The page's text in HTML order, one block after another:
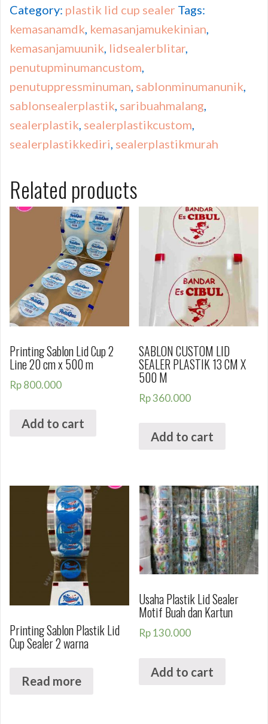
Category: plastik lid cup sealer Tags:
kemasanamdk, kemasanjamukekinian,
kemasanjamuunik, lidsealerblitar,
penutupminumancustom,
penutuppressminuman, sablonminumanunik,
sablonsealerplastik, saribuahmalang,
sealerplastik, sealerplastikcustom,
sealerplastikkediri, sealerplastikmurah
Related products
Printing Sablon Lid Cup 2
Line 20 cm x 500 m
Rp800.000
Add to cart
SABLON CUSTOM LID
SEALER PLASTIK 13 CM X
500 M
Rp360.000
Add to cart
Printing Sablon Plastik Lid
Cup Sealer 2 warna
Read more
Usaha Plastik Lid Sealer
Motif Buah dan Kartun
Rp130.000
Add to cart